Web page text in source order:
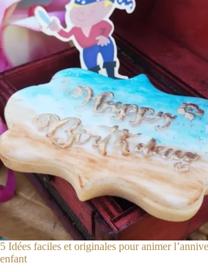
5 Idées faciles et originales pour animer
enfant